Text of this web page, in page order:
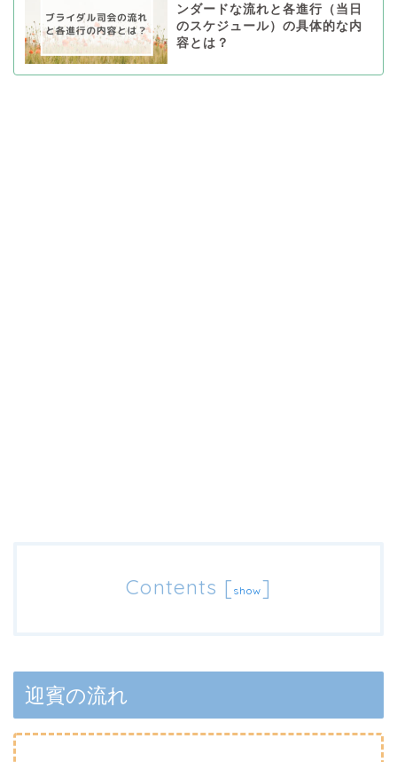
ンダードな流れと各進行（当日
のスケジュール）の具体的な内
容とは？
Contents [ show]
迎賓の流れ